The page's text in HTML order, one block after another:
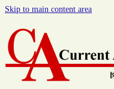
Skip to main content area